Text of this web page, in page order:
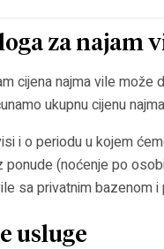
za
cijena najma vile
ukupnu cijenu
i o periodu u kojem
ponude (noćenje po
sa privatnim bazenom
usluge